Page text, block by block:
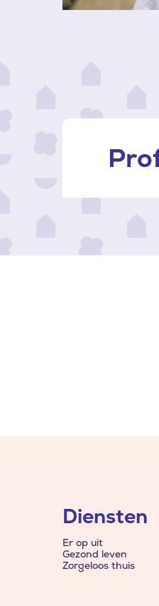
Diensten
Er op uit
Gezond leven
Zorgeloos thuis